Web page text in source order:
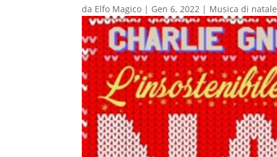
da Elfo Magico | Gen 6, 2022 | Musica di natale